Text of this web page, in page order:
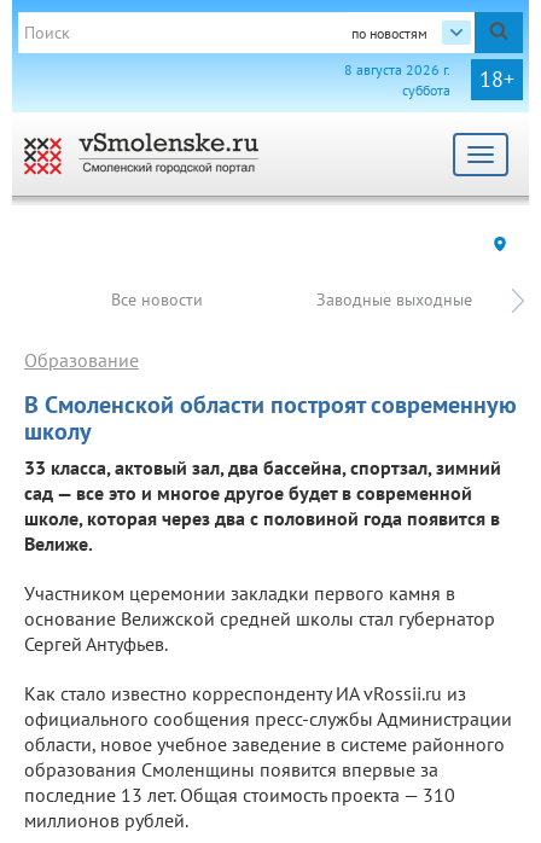
по новостям
18+
8 августа 2026 г.
суббота
Toggle
Все новости Заводные выходные
В Смоленской области построят современную
школу
Образование
33 класса, актовый зал, два бассейна, спортзал, зимний
сад — все это и многое другое будет в современной
школе, которая через два с половиной года появится в
Велиже.
Участником церемонии закладки первого камня в
основание Велижской средней школы стал губернатор
Сергей Антуфьев.
Как стало известно корреспонденту ИА vRossii.ru из
официального сообщения пресс-службы Администрации
области, новое учебное заведение в системе районного
образования Смоленщины появится впервые за
последние 13 лет. Общая стоимость проекта — 310
миллионов рублей.